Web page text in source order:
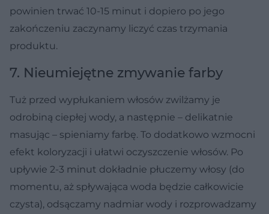
powinien trwać 10-15 minut i dopiero po jego
zakończeniu zaczynamy liczyć czas trzymania
produktu.
7. Nieumiejętne zmywanie farby
Tuż przed wypłukaniem włosów zwilżamy je
odrobiną ciepłej wody, a następnie – delikatnie
masując – spieniamy farbę. To dodatkowo wzmocni
efekt koloryzacji i ułatwi oczyszczenie włosów. Po
upływie 2-3 minut dokładnie płuczemy włosy (do
momentu, aż spływająca woda będzie całkowicie
czysta), odsączamy nadmiar wody i rozprowadzamy